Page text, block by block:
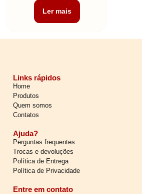
Ler mais
Links rápidos
Home
Produtos
Quem somos
Contatos
Ajuda?
Perguntas frequentes
Trocas e devoluções
Política de Entrega
Política de Privacidade
Entre em contato